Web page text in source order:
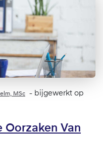
MSc - bijgewerkt op
Oorzaken Van